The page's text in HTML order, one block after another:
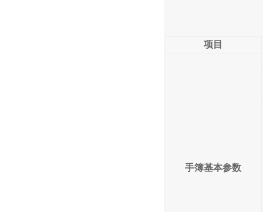
项目
手簿基本参数